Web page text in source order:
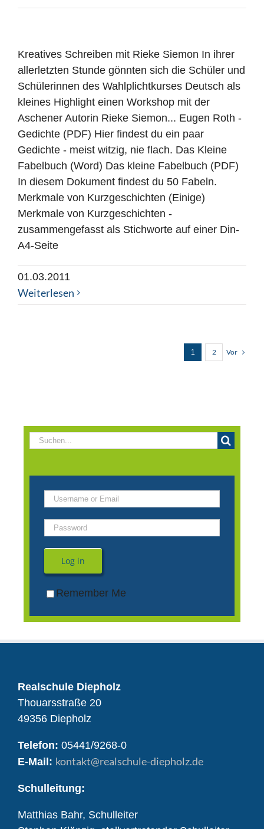
Kreatives Schreiben mit Rieke Siemon In ihrer
allerletzten Stunde gönnten sich die Schüler und
Schülerinnen des Wahlplichtkurses Deutsch als
kleines Highlight einen Workshop mit der
Aschener Autorin Rieke Siemon... Eugen Roth -
Gedichte (PDF) Hier findest du ein paar
Gedichte - meist witzig, nie flach. Das Kleine
Fabelbuch (Word) Das kleine Fabelbuch (PDF)
In diesem Dokument findest du 50 Fabeln.
Merkmale von Kurzgeschichten (Einige)
Merkmale von Kurzgeschichten -
zusammengefasst als Stichworte auf einer Din-
A4-Seite
01.03.2011
Weiterlesen
1 2 Vor
Suche
Log in
Remember Me
Realschule Diepholz
Thouarsstraße 20
49356 Diepholz
Telefon: 05441/9268-0
E-Mail: kontakt@realschule-diepholz.de
Schulleitung:
Matthias Bahr, Schulleiter